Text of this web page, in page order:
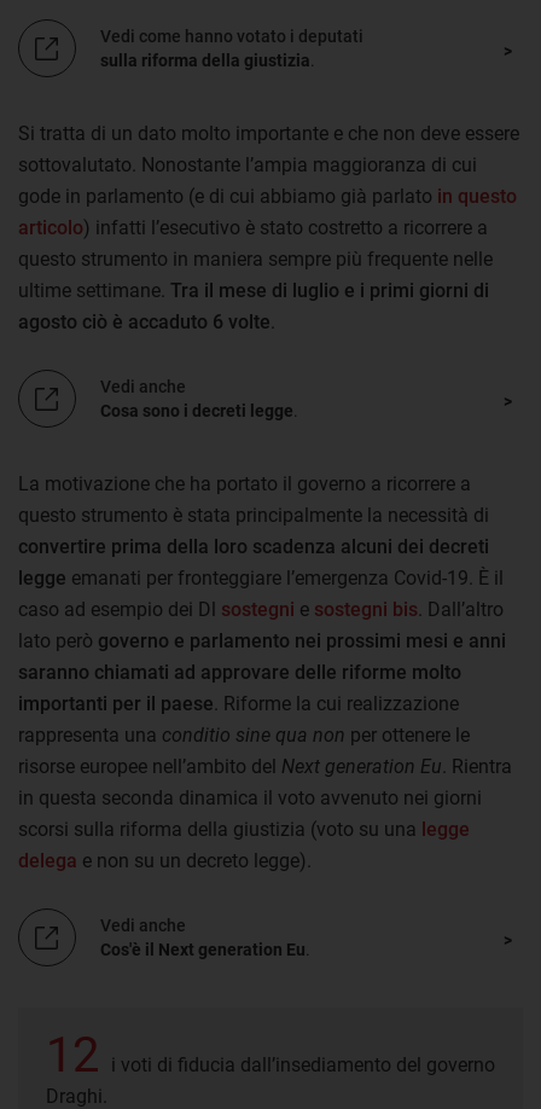
Vedi come hanno votato i deputati
sulla riforma della giustizia
Si tratta di un dato molto importante e che non deve essere
sottovalutato. Nonostante l’ampia maggioranza di cui
gode in parlamento (e di cui abbiamo già parlato in questo
articolo) infatti l’esecutivo è stato costretto a ricorrere a
questo strumento in maniera sempre più frequente nelle
ultime settimane. Tra il mese di luglio e i primi giorni di
agosto ciò è accaduto 6 volte
Vedi anche
Cosa sono i decreti legge
La motivazione che ha portato il governo a ricorrere a
questo strumento è stata principalmente la necessità di
convertire prima della loro scadenza alcuni dei decreti
legge emanati per fronteggiare l’emergenza Covid-19. È il
caso ad esempio dei Dl sostegni e sostegni bis . Dall’altro
lato però governo e parlamento nei prossimi mesi e anni
saranno chiamati ad approvare delle riforme molto
importanti per il paese . Riforme la cui realizzazione
rappresenta una conditio sine qua non per ottenere le
risorse europee nell’ambito del Next generation Eu . Rientra
in questa seconda dinamica il voto avvenuto nei giorni
scorsi sulla riforma della giustizia (voto su una legge
delega e non su un decreto legge).
Vedi anche
Cos'è il Next generation Eu
12
i voti di fiducia dall’insediamento del governo
Draghi.